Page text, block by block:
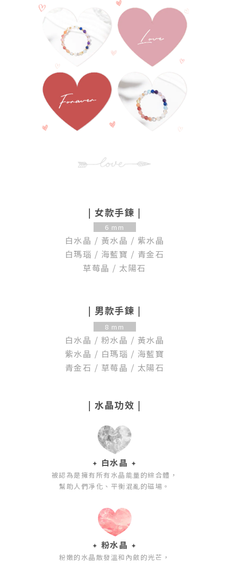
| 女款手鍊 |
6 mm
白水晶 / 黃水晶 / 紫水晶
白瑪瑙 / 海藍寶 / 青金石
草莓晶 / 太陽石
| 男款手鍊 |
8 mm
白水晶 / 粉水晶 / 黃水晶
紫水晶 / 白瑪瑙 / 海藍寶
青金石 / 草莓晶 / 太陽石
| 水晶功效 |
✦ 白水晶 ✦
被認為是擁有所有水晶能量的綜合體，
幫助人們凈化、平衡混亂的磁場。
✦ 粉水晶 ✦
粉嫩的水晶散發溫和內斂的光芒，